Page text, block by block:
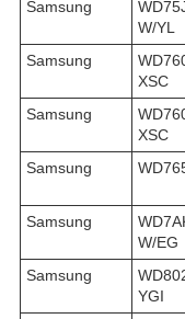
Samsung
W/YL
Samsung
XSC
Samsung
XSC
Samsung
Samsung
W/EG
Samsung
YGI